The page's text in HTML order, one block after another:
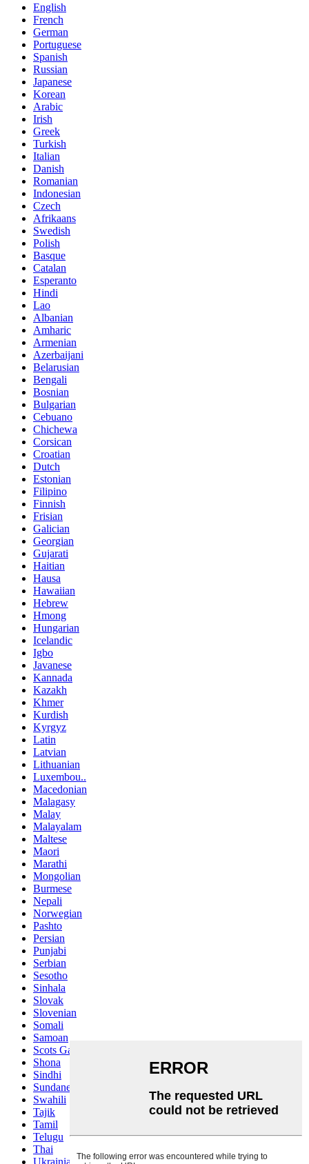
English
French
German
Portuguese
Spanish
Russian
Japanese
Korean
Arabic
Irish
Greek
Turkish
Italian
Danish
Romanian
Indonesian
Czech
Afrikaans
Swedish
Polish
Basque
Catalan
Esperanto
Hindi
Lao
Albanian
Amharic
Armenian
Azerbaijani
Belarusian
Bengali
Bosnian
Bulgarian
Cebuano
Chichewa
Corsican
Croatian
Dutch
Estonian
Filipino
Finnish
Frisian
Galician
Georgian
Gujarati
Haitian
Hausa
Hawaiian
Hebrew
Hmong
Hungarian
Icelandic
Igbo
Javanese
Kannada
Kazakh
Khmer
Kurdish
Kyrgyz
Latin
Latvian
Lithuanian
Luxembou..
Macedonian
Malagasy
Malay
Malayalam
Maltese
Maori
Marathi
Mongolian
Burmese
Nepali
Norwegian
Pashto
Persian
Punjabi
Serbian
Sesotho
Sinhala
Slovak
Slovenian
Somali
Samoan
Scots Gaelic
Shona
Sindhi
Sundanese
Swahili
Tajik
Tamil
Telugu
Thai
Ukrainian